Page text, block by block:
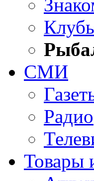
СМИ
Радио
Товары